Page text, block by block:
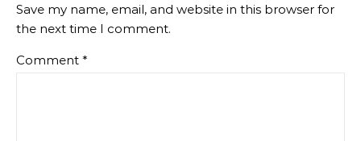
Save my name, email, and website in this browser for
the next time I comment.
Comment *